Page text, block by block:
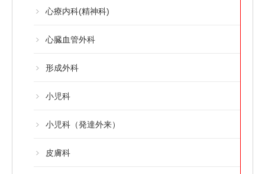
心療内科(精神科)
心臓血管外科
形成外科
小児科
小児科（発達外来）
皮膚科